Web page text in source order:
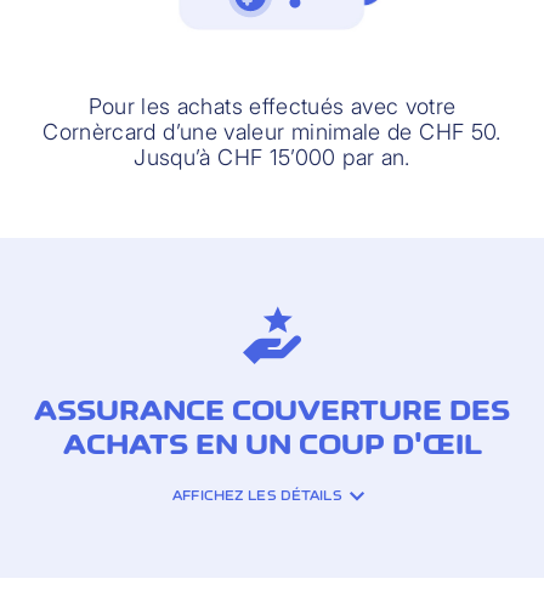
Pour les achats effectués avec votre
Cornèrcard d’une valeur minimale de CHF 50.
Jusqu’à CHF 15’000 par an.
ASSURANCE COUVERTURE DES
ACHATS EN UN COUP D'ŒIL
AFFICHEZ LES DÉTAILS